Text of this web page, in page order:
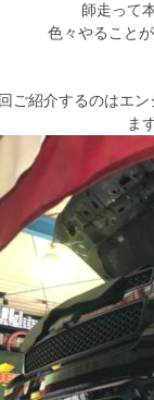
師走って
色々やること
ご紹介するのはエ
ま